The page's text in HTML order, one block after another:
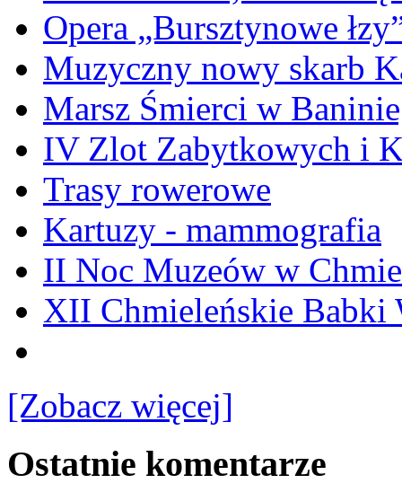
Opera „Bursztynowe
Muzyczny nowy skarb
Marsz Śmierci w
IV Zlot Zabytkowych i
Trasy rowerowe
Kartuzy - mammografia
II Noc Muzeów w
XII Chmieleńskie Babki
[Zobacz więcej]
Ostatnie komentarze